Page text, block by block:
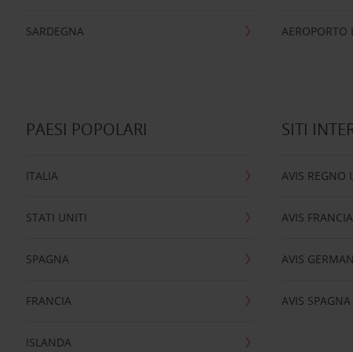
SARDEGNA AEROPORTO
PAESI POPOLARI
ITALIA
STATI UNITI
SPAGNA
FRANCIA
ISLANDA
SITI
AVIS REGNO
AVIS FRANCIA
AVIS
AVIS SPAGNA